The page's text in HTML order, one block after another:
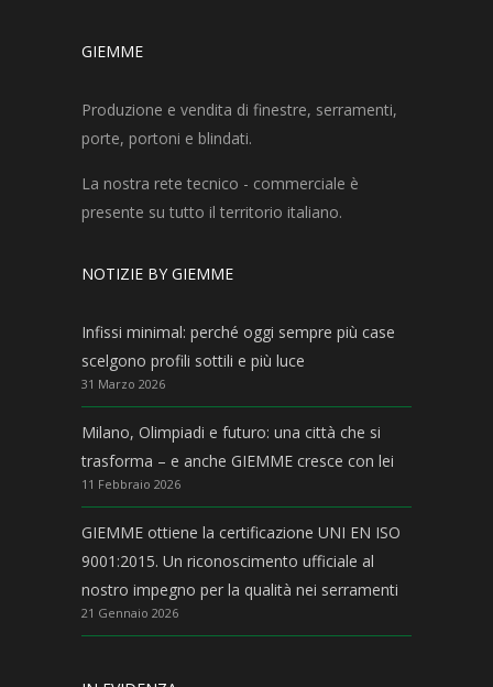
GIEMME
Produzione e vendita di finestre, serramenti,
porte, portoni e blindati.
La nostra rete tecnico - commerciale è
presente su tutto il territorio italiano.
NOTIZIE BY GIEMME
Infissi minimal: perché oggi sempre più case
scelgono profili sottili e più luce
31 Marzo 2026
Milano, Olimpiadi e futuro: una città che si
trasforma – e anche GIEMME cresce con lei
11 Febbraio 2026
GIEMME ottiene la certificazione UNI EN ISO
9001:2015. Un riconoscimento ufficiale al
nostro impegno per la qualità nei serramenti
21 Gennaio 2026